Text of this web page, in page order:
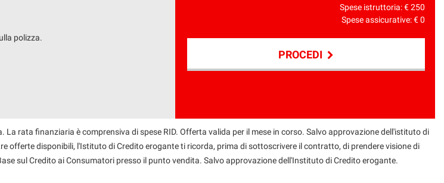
polizza.
Spese istruttoria: €250
Spese assicurative: €0
PROCEDI
rata finanziaria è comprensiva di spese RID. Offerta valida per il mese in corso. Salvo approvazione dell'istituto di
offerte disponibili, l'Istituto di Credito erogante ti ricorda, prima di sottoscrivere il contratto, di prendere visione di
sul Credito ai Consumatori presso il punto vendita. Salvo approvazione dell'Instituto di Credito erogante.